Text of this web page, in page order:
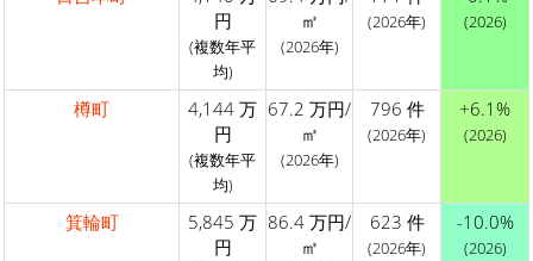
円
(複数年平
均)
㎡
(2026年)
(2026年) (2026)
樽町
4,144 万
円
(複数年平
均)
67.2 万円/
㎡
(2026年)
796 件
(2026年)
+6.1%
(2026)
箕輪町
5,845 万
円
86.4 万円/
㎡
623 件
(2026年)
-10.0%
(2026)